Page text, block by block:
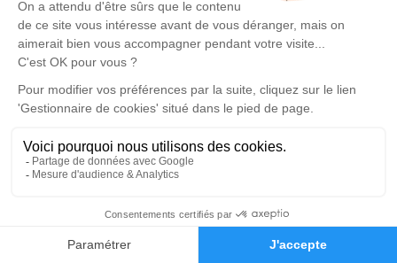
Faire-part Hommages
SAUX.
Un service de plantation d’arbre hommage est
disponible ici.
Je rends hommage
Cérémonie religieuse
Crématorium de Provence et Parc Mémorial
de Provence d'Aix-en-Provence